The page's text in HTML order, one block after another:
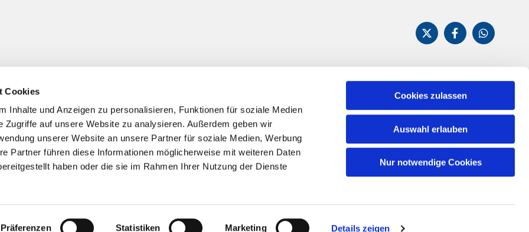
Cookies
Inhalte und Anzeigen zu personalisieren, Funktionen für soziale Medien
Zugriffe auf unsere Website zu analysieren. Außerdem geben wir
unserer Website an unsere Partner für soziale Medien, Werbung
Partner führen diese Informationen möglicherweise mit weiteren Daten
haben oder die sie im Rahmen Ihrer Nutzung der Dienste
Präferenzen Statistiken Marketing Details zeigen
Cookies zulassen
Auswahl erlauben
Nur notwendige Cookies
Impressum